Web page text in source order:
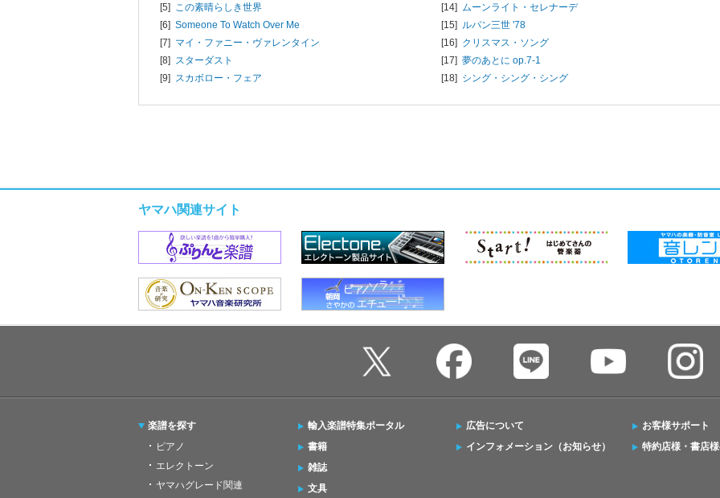
[5] この素晴らしき世界
[6] Someone To Watch Over Me
[7] マイ・ファニー・ヴァレンタイン
[8] スターダスト
[9] スカボロー・フェア
[14] ムーンライト・セレナーデ
[15] ルパン三世 '78
[16] クリスマス・ソング
[17] 夢のあとに op.7-1
[18] シング・シング・シング
ヤマハ関連サイト
楽譜を探す
ピアノ
エレクトーン
ヤマハグレード関連
輸入楽譜特集ポータル
書籍
雑誌
文具
広告について
インフォメーション（お知らせ）
お客様サポート
特約店様・書店